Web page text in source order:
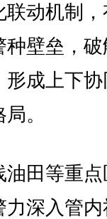
动机制
壁垒，
成上下
。​
田等重点
力深入管